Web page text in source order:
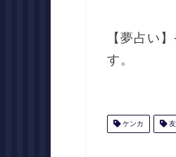
【夢占い
す。
ケンカ 友